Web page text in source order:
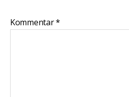
Kommentar*